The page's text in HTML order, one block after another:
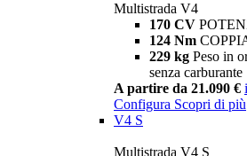
Multistrada V4
170 CV
124 Nm
229 kg Peso in
senza carburante
A partire da 21.090 € i
Configura Scopri di più
V4 S
Multistrada V4 S